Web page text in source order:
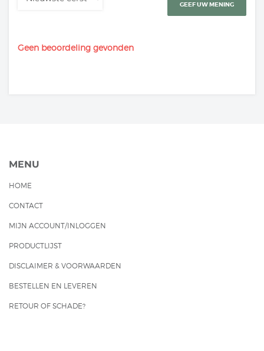
GEEF UW MENING
Geen beoordeling gevonden
MENU
HOME
CONTACT
MIJN ACCOUNT/INLOGGEN
PRODUCTLIJST
DISCLAIMER & VOORWAARDEN
BESTELLEN EN LEVEREN
RETOUR OF SCHADE?